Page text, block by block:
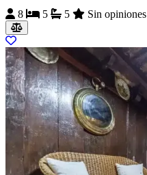
8
5 5 Sin opiniones